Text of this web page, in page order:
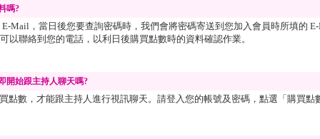
嗎?
Mail，當日後您要查詢密碼時，我們會將密碼寄送到您加入會員時所填的 E-
以聯絡到您的電話，以利日後購買點數時的資料確認作業。
開始跟主持人聊天嗎?
點數，才能跟主持人進行視訊聊天。請登入您的帳號及密碼，點選「 購買點